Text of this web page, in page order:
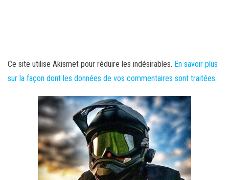
Ce site utilise Akismet pour réduire les indésirables. En savoir plus
sur la façon dont les données de vos commentaires sont traitées.